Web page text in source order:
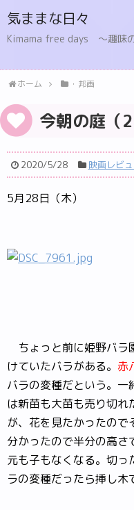
気ままな日々
Kimama free days 〜趣味
ホーム ・邦画
今朝の庭（2
2020/5/28 映画レビ
5月28日（木）
ちょっと前に姫野バラ
けていたバラがある。 赤
バラの変種だという。
は新苗も大苗も売り切
が、花を見たかったの
分かったので半分の高さ
元も子もなくなる。切っ
ラの変種だったら挿し木